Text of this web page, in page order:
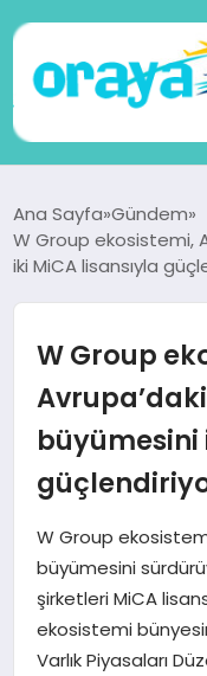
SAĞLIK
TEKNOLOJI
YAŞAM
Ana Sayfa Gündem
W Group ekosistemi,
iki MiCA lisansıyla
W Group
büyümesini
W Group
büyümesini
şirketleri MiCA
ekosistemi
Varlık Piyasaları